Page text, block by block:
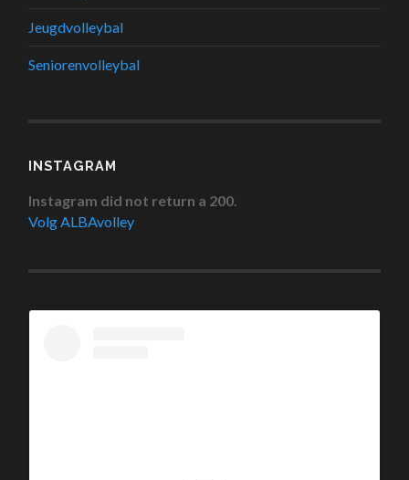
Jeugdvolleybal
Seniorenvolleybal
INSTAGRAM
Instagram did not return a 200.
Volg ALBAvolley